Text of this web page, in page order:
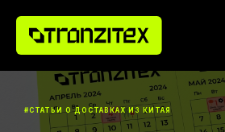
#СТАТЬИ О ДОСТАВКАХ ИЗ КИТАЯ